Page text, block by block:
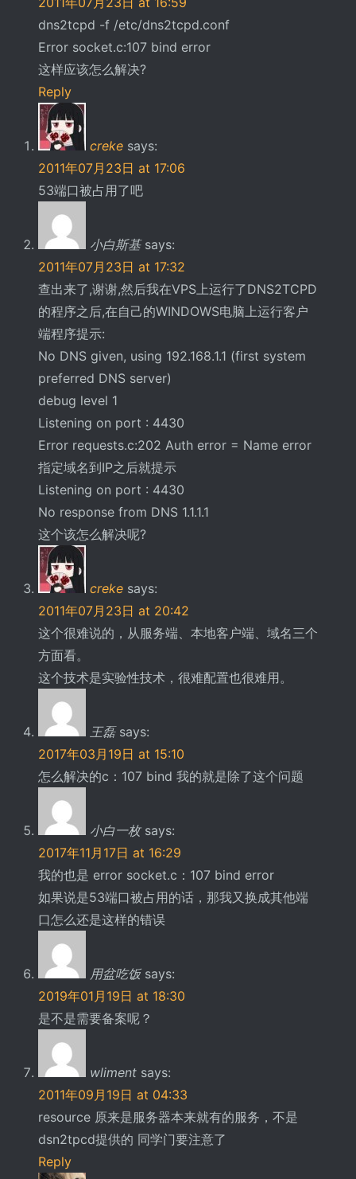
dns2tcpd -f /etc/dns2tcpd.conf
Error socket.c:107 bind error
这样应该怎么解决?
Reply
creke says:
2011年07月23日 at 17:06
53端口被占用了吧
小白斯基 says:
2011年07月23日 at 17:32
查出来了,谢谢,然后我在VPS上运行了DNS2TCPD
的程序之后,在自己的WINDOWS电脑上运行客户
端程序提示:
No DNS given, using 192.168.1.1 (first system
preferred DNS server)
debug level 1
Listening on port : 4430
Error requests.c:202 Auth error = Name error
指定域名到IP之后就提示
Listening on port : 4430
No response from DNS 1.1.1.1
这个该怎么解决呢?
creke says:
2011年07月23日 at 20:42
这个很难说的，从服务端、本地客户端、域名三个
方面看。
这个技术是实验性技术，很难配置也很难用。
王磊 says:
2017年03月19日 at 15:10
怎么解决的c：107 bind 我的就是除了这个问题
小白一枚 says:
2017年11月17日 at 16:29
我的也是 error socket.c：107 bind error
如果说是53端口被占用的话，那我又换成其他端
口怎么还是这样的错误
用盆吃饭 says:
2019年01月19日 at 18:30
是不是需要备案呢？
wliment says:
2011年09月19日 at 04:33
resource 原来是服务器本来就有的服务，不是
dsn2tpcd提供的 同学门要注意了
Reply